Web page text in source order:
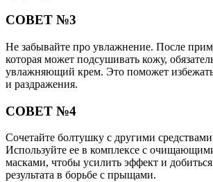
СОВЕТ №3
Не забывайте про увлажнение. После
которая может подсушивать кожу,
увлажняющий крем. Это поможет
и раздражения.
СОВЕТ №4
Сочетайте болтушку с другими средствами
Используйте ее в комплексе с
масками, чтобы усилить эффект и
результата в борьбе с прыщами.